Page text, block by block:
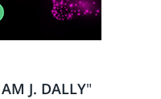
J. DALLY"